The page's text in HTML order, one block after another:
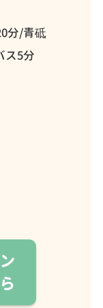
分/青砥
ス5分